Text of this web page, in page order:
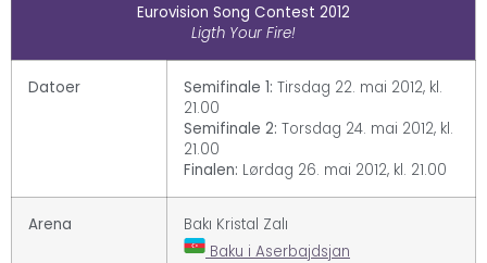
Eurovision Song Contest 2012
Ligth Your Fire!
Datoer Semifinale 1: Tirsdag 22. mai 2012, kl.
21.00
Semifinale 2: Torsdag 24. mai 2012, kl.
21.00
Finalen: Lørdag 26. mai 2012, kl. 21.00
Arena
Bakı Kristal Zalı
Baku i Aserbajdsjan